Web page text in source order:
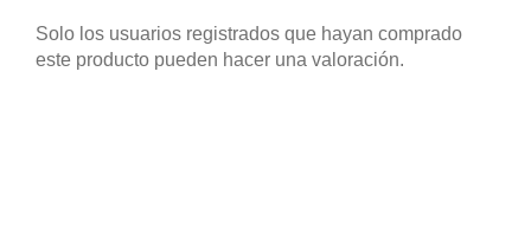
Solo los usuarios registrados que hayan comprado
este producto pueden hacer una valoración.